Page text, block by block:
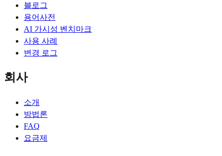
블로그
용어사전
AI 가시성 벤치마크
사용 사례
변경 로그
회사
소개
방법론
FAQ
요금제